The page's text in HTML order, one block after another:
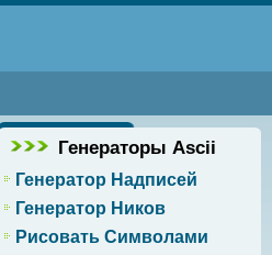
Генераторы Ascii
Генератор Надписей
Генератор Ников
Рисовать Символами